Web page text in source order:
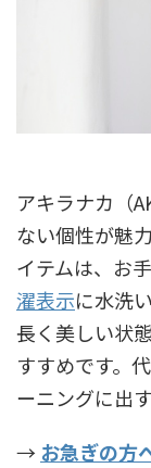
アキラナカ（
ない個性が魅
イテムは、お
濯表示に水洗
長く美しい状
すすめです。
ーニングに出
→ お急ぎの方